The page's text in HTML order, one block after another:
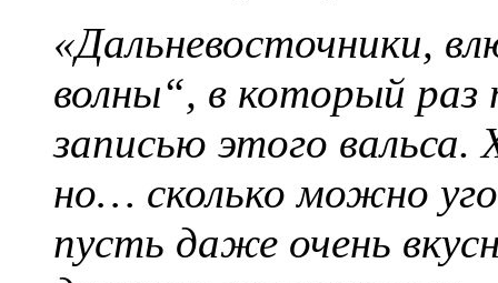
«Дальневосточники,
волны“, в который
записью этого вальса.
но… сколько можно
пусть даже очень